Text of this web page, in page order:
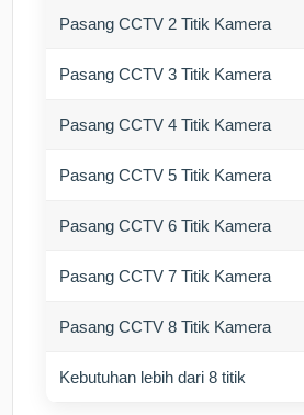
Pasang CCTV 2 Titik Kamera
Pasang CCTV 3 Titik Kamera
Pasang CCTV 4 Titik Kamera
Pasang CCTV 5 Titik Kamera
Pasang CCTV 6 Titik Kamera
Pasang CCTV 7 Titik Kamera
Pasang CCTV 8 Titik Kamera
Kebutuhan lebih dari 8 titik